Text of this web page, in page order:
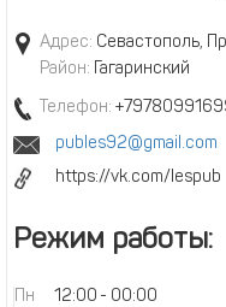
Адрес: Севастополь,
Район: Гагаринский
Телефон:
publes92@gmail.com
https://vk.com/lespub
Режим работы:
Пн 12:00 - 00:00